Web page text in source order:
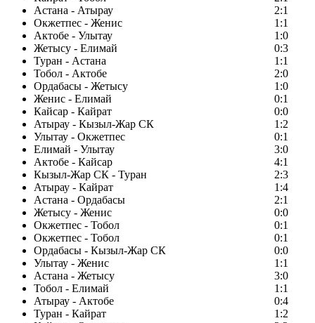
Астана - Атырау
2:1
Окжетпес - Женис
1:1
Актобе - Улытау
1:0
Жетысу - Елимай
0:3
Туран - Астана
1:1
Тобол - Актобе
2:0
Ордабасы - Жетысу
1:0
Женис - Елимай
0:1
Кайсар - Кайрат
0:0
Атырау - Кызыл-Жар СК
1:2
Улытау - Окжетпес
0:1
Елимай - Улытау
3:0
Актобе - Кайсар
4:1
Кызыл-Жар СК - Туран
2:3
Атырау - Кайрат
1:4
Астана - Ордабасы
2:1
Жетысу - Женис
0:0
Окжетпес - Тобол
0:1
Окжетпес - Тобол
0:1
Ордабасы - Кызыл-Жар СК
0:0
Улытау - Женис
1:1
Астана - Жетысу
3:0
Тобол - Елимай
1:1
Атырау - Актобе
0:4
Туран - Кайрат
1:2